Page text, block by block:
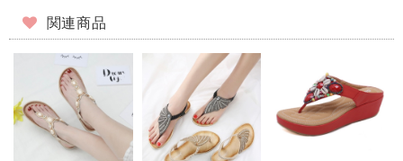
関連商品